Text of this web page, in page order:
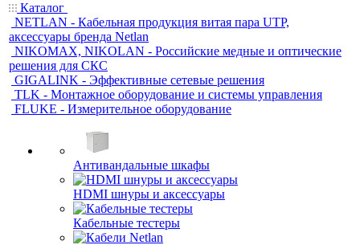
Каталог
NETLAN - Кабельная продукция витая пара UTP,
аксессуары бренда Netlan
NIKOMAX, NIKOLAN - Российские медные и оптические
решения для СКС
GIGALINK - Эффективные сетевые решения
TLK - Монтажное оборудование и системы управления
FLUKE - Измерительное оборудование
Антивандальные шкафы
HDMI шнуры и аксессуары
Кабельные тестеры